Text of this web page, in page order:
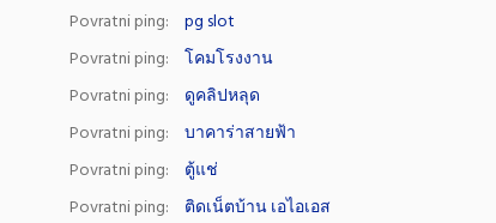
Povratni ping:
pg slot
Povratni ping:
โคมโรงงาน
Povratni ping:
ดูคลิปหลุด
Povratni ping:
บาคาร่าสายฟ้า
Povratni ping:
ตู้แช่
Povratni ping:
ติดเน็ตบ้าน เอไอเอส